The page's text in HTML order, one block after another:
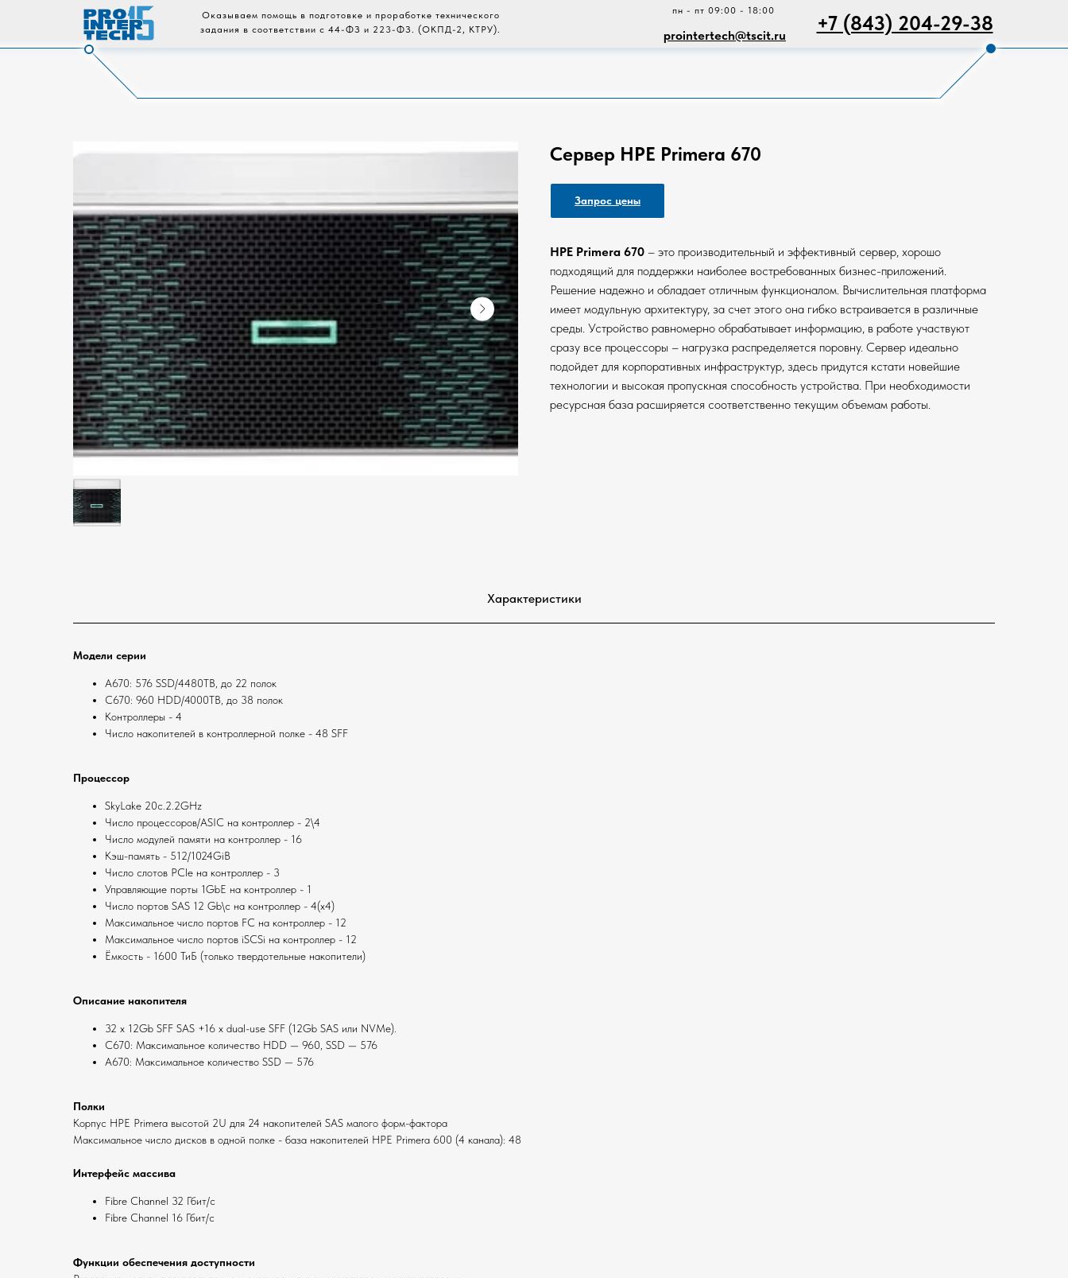
+7 (843) 204-29-38
Оказываем помощь в подготовке и проработке технического
задания в соответствии с 44-ФЗ и 223-ФЗ. (ОКПД-2, КТРУ).
пн - пт 09:00 - 18:00
prointertech@tscit.ru
Сервер HPE Primera 670
Запрос цены
HPE Primera 670 – это производительный и эффективный сервер, хорошо
подходящий для поддержки наиболее востребованных бизнес-приложений.
Решение надежно и обладает отличным функционалом. Вычислительная платформа
имеет модульную архитектуру, за счет этого она гибко встраивается в различные
среды. Устройство равномерно обрабатывает информацию, в работе участвуют
сразу все процессоры – нагрузка распределяется поровну. Сервер идеально
подойдет для корпоративных инфраструктур, здесь придутся кстати новейшие
технологии и высокая пропускная способность устройства. При необходимости
ресурсная база расширяется соответственно текущим объемам работы.
Характеристики
Модели серии
A670: 576 SSD/4480ТB, до 22 полок
С670: 960 HDD/4000TB, до 38 полок
Контроллеры - 4
Число накопителей в контроллерной полке - 48 SFF
Процессор
SkyLake 20c.2.2GHz
Число процессоров/ASIC на контроллер - 2\4
Число модулей памяти на контроллер - 16
Кэш-память - 512/1024GiB
Число слотов PСle на контроллер - 3
Управляющие порты 1GbE на контроллер - 1
Число портов SAS 12 Gb\c на контроллер - 4(x4)
Максимальное число портов FC на контроллер - 12
Максимальное число портов iSCSi на контроллер - 12
Ёмкость - 1600 ТиБ (только твердотельные накопители)
Описание накопителя
32 x 12Gb SFF SAS +16 x dual-use SFF (12Gb SAS или NVMe).
C670: Максимальное количество HDD — 960, SSD — 576
А670: Максимальное количество SSD — 576
Полки
Корпус HPE Primera высотой 2U для 24 накопителей SAS малого форм-фактора
Максимальное число дисков в одной полке - база накопителей HPE Primera 600 (4 канала): 48
Интерфейс массива
Fibre Channel 32 Гбит/с
Fibre Channel 16 Гбит/с
Функции обеспечения доступности